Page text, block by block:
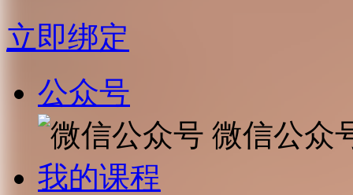
立即绑定
公众号
微信公众
我的课程